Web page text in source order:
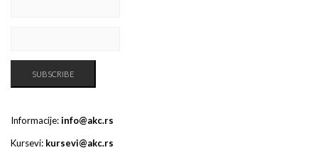
Informacije:info@akc.rs
Kursevi: kursevi@akc.rs